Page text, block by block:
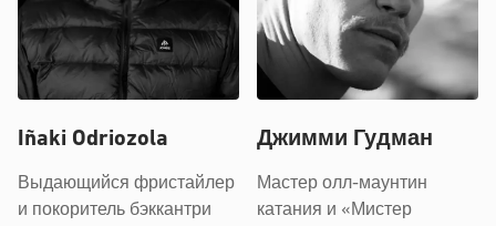
Iñaki Odriozola
Выдающийся фристайлер
и покоритель бэккантри
Джимми Гудман
Мастер олл-маунтин
катания и «Мистер